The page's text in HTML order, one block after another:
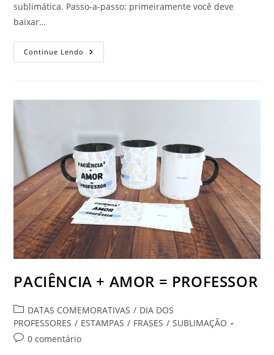
sublimática. Passo-a-passo: primeiramente você deve
baixar…
Continue Lendo PACIÊNCIA
+
PACIÊNCIA + AMOR = PROFESSOR
Categoria
do
post:
DATAS COMEMORATIVAS / DIA DOS
PROFESSORES / ESTAMPAS / FRASES / SUBLIMAÇÃO
Comentários
0 comentário